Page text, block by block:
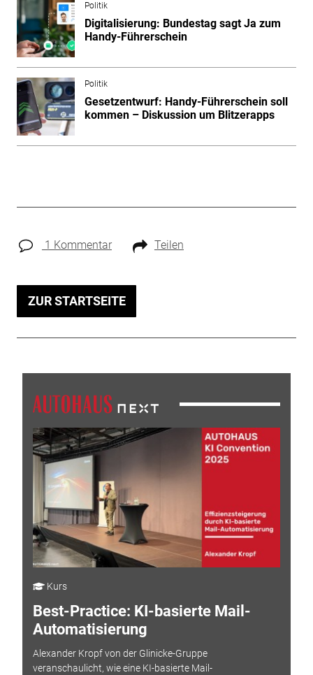
Politik
Digitalisierung: Bundestag sagt Ja zum
Handy-Führerschein
Politik
Gesetzentwurf: Handy-Führerschein soll
kommen – Diskussion um Blitzerapps
1 Kommentar Teilen
ZUR STARTSEITE
Kurs
Best-Practice: KI-basierte Mail-
Automatisierung
Alexander Kropf von der Glinicke-Gruppe
veranschaulicht, wie eine KI-basierte Mail-